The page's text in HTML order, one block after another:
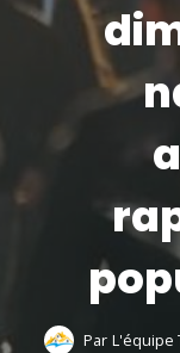
Par L'équipe